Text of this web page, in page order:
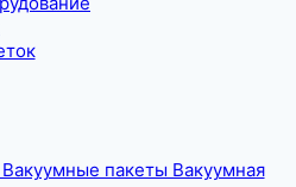
пакеты Вакуумная